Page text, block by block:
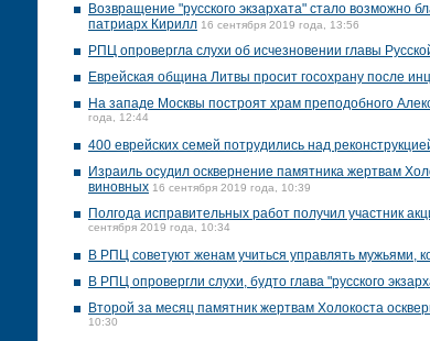
Возвращение "русского экзархата" стало
патриарх Кирилл 16 сентября 2019 года, 13:56
РПЦ опровергла слухи об исчезновении главы
Еврейская община Литвы просит госохрану после
На западе Москвы построят храм преподобного
года, 12:44
400 еврейских семей потрудились над
Израиль осудил осквернение памятника жертвам
виновных 16 сентября 2019 года, 10:39
Полгода исправительных работ получил участник
сентября 2019 года, 10:34
В РПЦ советуют женам учиться управлять мужьями,
В РПЦ опровергли слухи, будто глава "русского
Второй за месяц памятник жертвам Холокоста
10:30